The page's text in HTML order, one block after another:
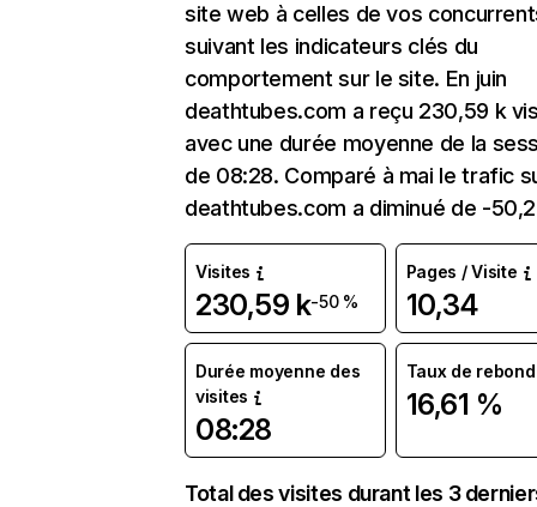
site web à celles de vos
suivant les indicateurs clés du
comportement sur le site. En juin
deathtubes.com a reçu 230,59 k
avec une durée moyenne de la
de 08:28. Comparé à mai le trafic
deathtubes.com a diminué de -
Visites
230,59 k-50 %
Pages / Visite
10,34
Durée moyenne des
visites
08:28
Taux de rebond
16,61 %
Total des visites durant les 3